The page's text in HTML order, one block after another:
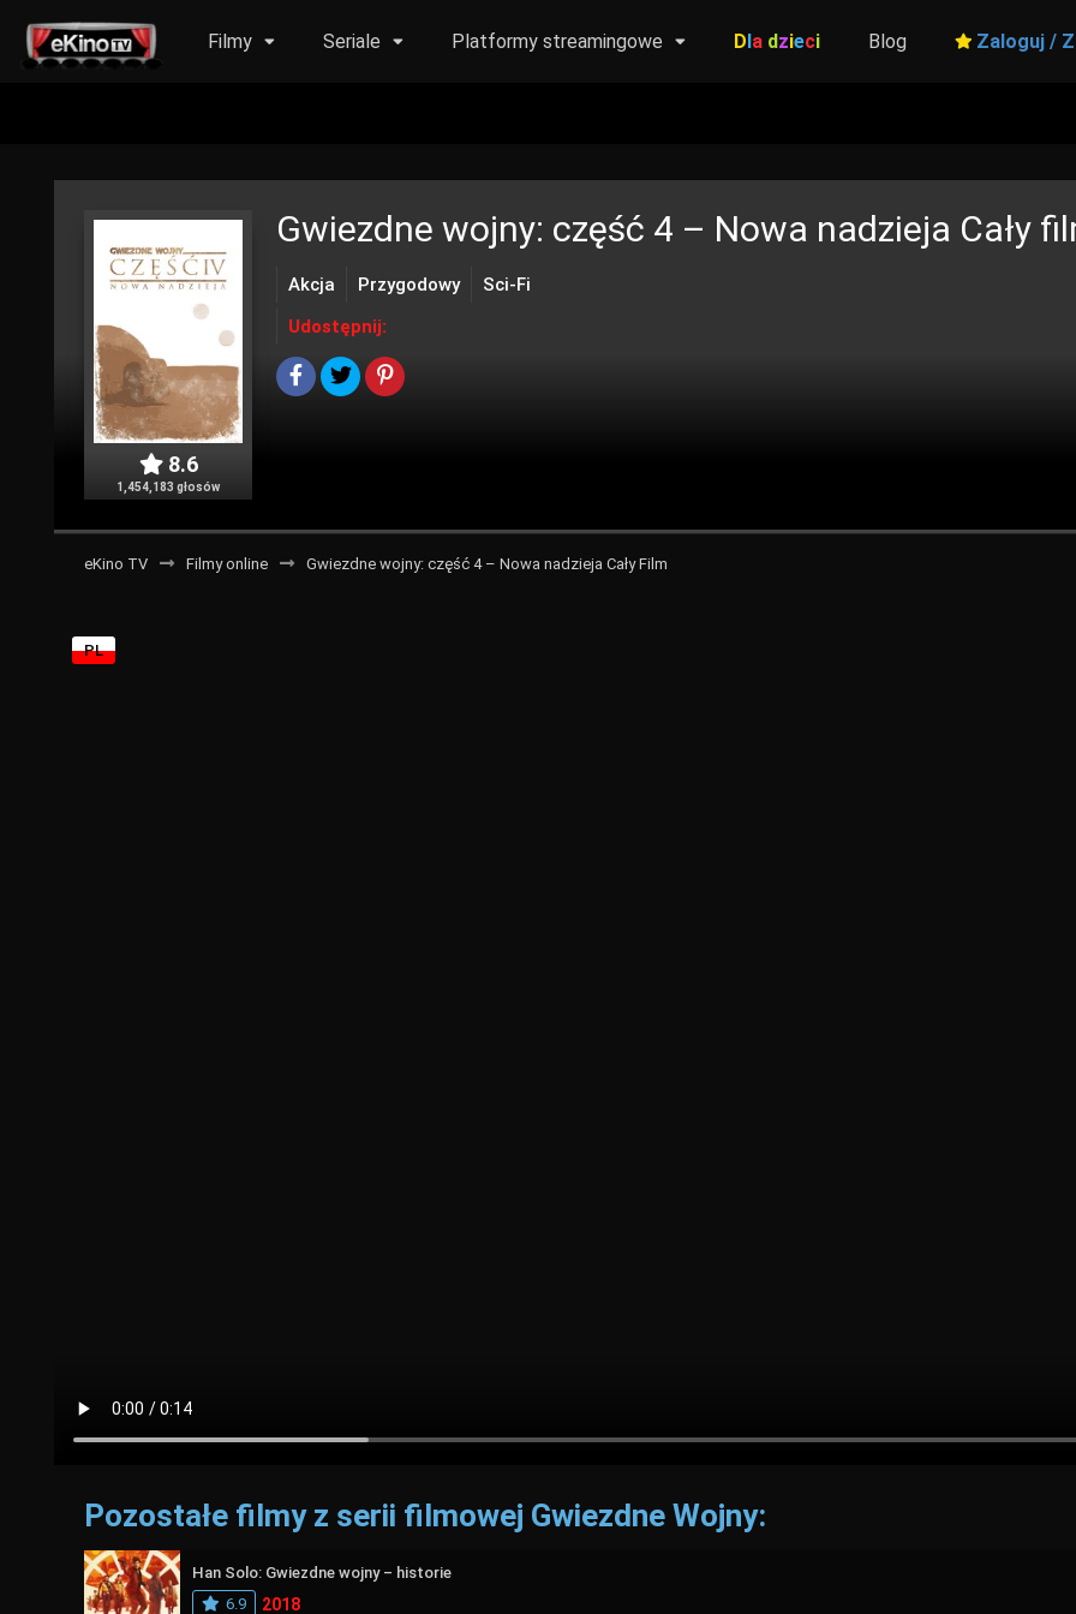
Filmy Seriale Platformy streamingowe Dla dzieci Blog Zaloguj /
8.6
1,454,183 głosów
Gwiezdne wojny: część 4 – Nowa nadzieja Cały
Akcja Przygodowy
Sci-Fi
Udostępnij:
eKino TV Filmy online Gwiezdne wojny: część 4 – Nowa nadzieja Cały Film
PL
Pozostałe filmy z serii filmowej Gwiezdne Wojny:
Han Solo: Gwiezdne wojny – historie
6.9
2018